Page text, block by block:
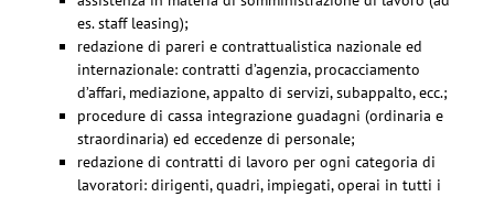
es. staff leasing);
redazione di pareri e contrattualistica nazionale ed
internazionale: contratti d’agenzia, procacciamento
d’affari, mediazione, appalto di servizi, subappalto, ecc.;
procedure di cassa integrazione guadagni (ordinaria e
straordinaria) ed eccedenze di personale;
redazione di contratti di lavoro per ogni categoria di
lavoratori: dirigenti, quadri, impiegati, operai in tutti i